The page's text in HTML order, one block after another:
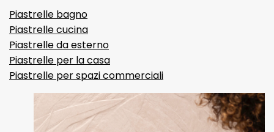
Piastrelle bagno
Piastrelle cucina
Piastrelle da esterno
Piastrelle per la casa
Piastrelle per spazi commerciali